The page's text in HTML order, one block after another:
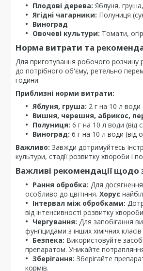
Плодові дерева: Яблуня,
Ягідні чагарники: Полуниця
Виноград
Овочеві культури: Томати,
Норма витрати та
Для приготування робочого розчину
до потрібного об'єму, ретельно
години.
Приблизні норми витрати:
Яблуня, груша: 2 г на 10 л води
Вишня, черешня, абрикос,
Полуниця: 6 г на 10 л води (від
Виноград: 6 г на 10 л води (від
Важливо: Завжди дотримуйтесь
культури, стадії розвитку хвороби і
Важливі рекомендації щодо
Рання обробка: Для
особливо до цвітіння. Хорус
Інтервал між обробками:
від інтенсивності розвитку
Чергування: Для запобігання
фунгіцидами з інших хімічних
Безпека: Використовуйте
препаратом. Уникайте
Зберігання: Зберігайте
кормів.